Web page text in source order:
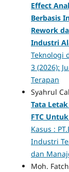
Effect
Berbasis
Rework
Industri
Teknologi
3 (2026):
Terapan
Syahrul
Tata
FTC
Kasus :
Industri
dan
Moh.